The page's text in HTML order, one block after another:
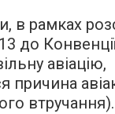
в рамках
до
авіацію,
причина
втручання).